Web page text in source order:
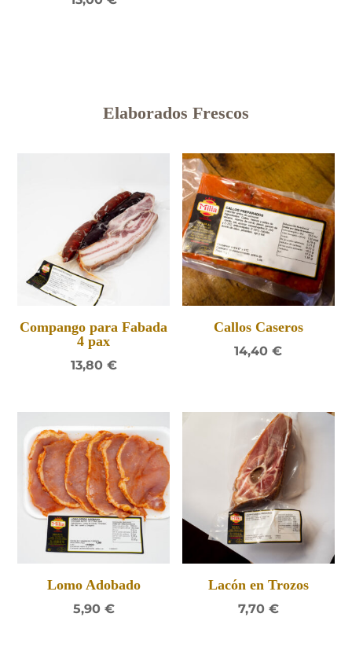
Elaborados Frescos
Compango para Fabada
4 pax
13,80 €
Callos Caseros
14,40€
Lomo Adobado
5,90 €
Lacón en Trozos
7,70 €